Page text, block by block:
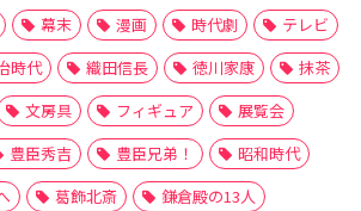
幕末 漫画 時代劇
テレビ
時代 織田信長 徳川家康
抹茶
文房具 フィギュア
展覧会
豊臣秀吉 豊臣兄弟！
昭和時代
葛飾北斎 鎌倉殿の13人